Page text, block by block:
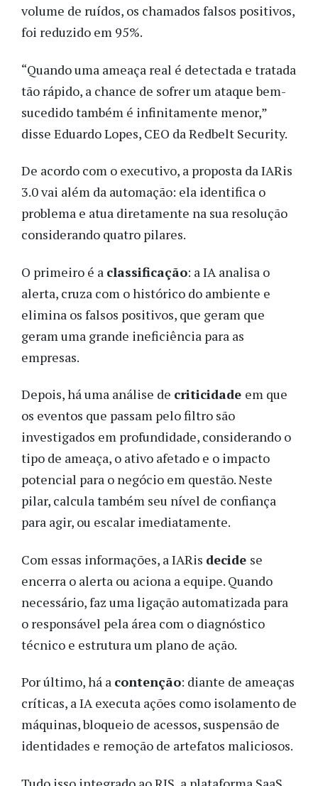
volume de ruídos, os chamados falsos positivos,
foi reduzido em 95%.
“Quando uma ameaça real é detectada e tratada
tão rápido, a chance de sofrer um ataque bem-
sucedido também é infinitamente menor,”
disse Eduardo Lopes, CEO da Redbelt Security.
De acordo com o executivo, a proposta da IARis
3.0 vai além da automação: ela identifica o
problema e atua diretamente na sua resolução
considerando quatro pilares.
O primeiro é a classificação: a IA analisa o
alerta, cruza com o histórico do ambiente e
elimina os falsos positivos, que geram que
geram uma grande ineficiência para as
empresas.
Depois, há uma análise de criticidade em que
os eventos que passam pelo filtro são
investigados em profundidade, considerando o
tipo de ameaça, o ativo afetado e o impacto
potencial para o negócio em questão. Neste
pilar, calcula também seu nível de confiança
para agir, ou escalar imediatamente.
Com essas informações, a IARis decide se
encerra o alerta ou aciona a equipe. Quando
necessário, faz uma ligação automatizada para
o responsável pela área com o diagnóstico
técnico e estrutura um plano de ação.
Por último, há a contenção: diante de ameaças
críticas, a IA executa ações como isolamento de
máquinas, bloqueio de acessos, suspensão de
identidades e remoção de artefatos maliciosos.